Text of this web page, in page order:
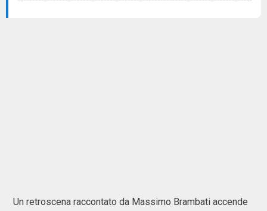
Un retroscena raccontato da Massimo Brambati accende